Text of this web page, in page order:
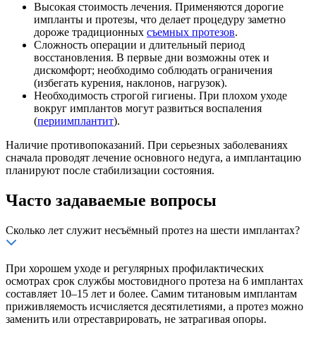
Высокая стоимость лечения. Применяются дорогие
импланты и протезы, что делает процедуру заметно
дороже традиционных съемных протезов.
Сложность операции и длительный период
восстановления. В первые дни возможны отек и
дискомфорт; необходимо соблюдать ограничения
(избегать курения, наклонов, нагрузок).
Необходимость строгой гигиены. При плохом уходе
вокруг имплантов могут развиться воспаления
(периимплантит).
Наличие противопоказаний. При серьезных заболеваниях
сначала проводят лечение основного недуга, а имплантацию
планируют после стабилизации состояния.
Часто задаваемые вопросы
Сколько лет служит несъёмный протез на шести имплантах?
При хорошем уходе и регулярных профилактических
осмотрах срок службы мостовидного протеза на 6 имплантах
составляет 10–15 лет и более. Самим титановым имплантам
приживляемость исчисляется десятилетиями, а протез можно
заменить или отреставрировать, не затрагивая опоры.